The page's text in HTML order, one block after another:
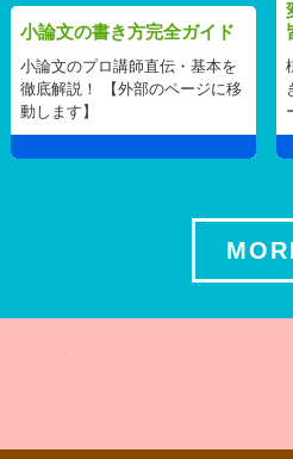
小論文の書き方完全ガイド
小論文のプロ講師直伝・基本を
徹底解説！ 【外部のページに移
動します】